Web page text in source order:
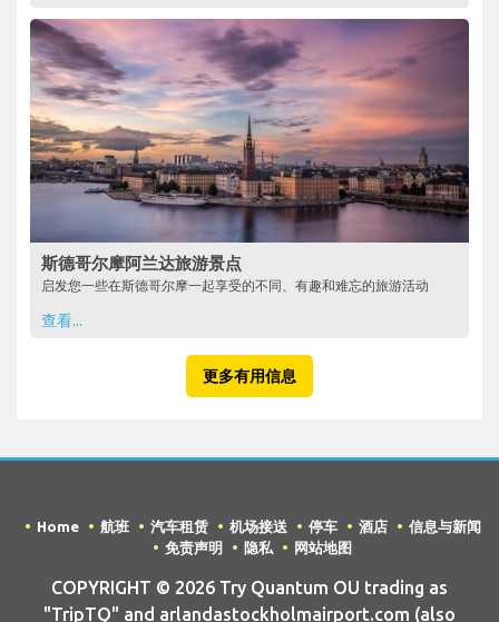
斯德哥尔摩阿兰达旅游景点
启发您一些在斯德哥尔摩一起享受的不同、有趣和难忘的旅游活动
查看...
更多有用信息
Home 航班 汽车租赁 机场接送 停车 酒店
信息与新闻
免责声明
隐私 网站地图
COPYRIGHT © 2026 Try Quantum OU trading as
"TripTQ" and arlandastockholmairport.com (also